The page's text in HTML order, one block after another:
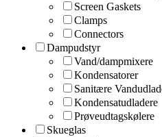
Screen Gaskets
Clamps
Connectors
Dampudstyr
Vand/dampmixere
Kondensatorer
Sanitære
Kondensatudladere
Prøveudtagskølere
Skueglas